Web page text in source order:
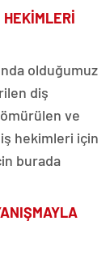
olduğumuz
diş
ve
hekimleri için
burada